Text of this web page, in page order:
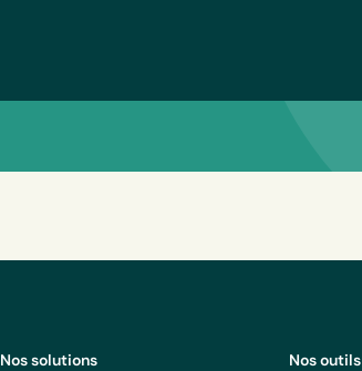
Nos solutions Nos outils